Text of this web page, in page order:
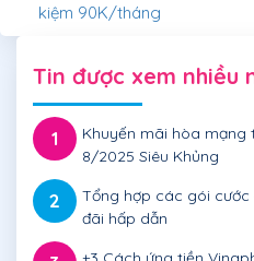
kiệm 90K/tháng
Tin được xem nhiều
1
Khuyến mãi hòa
8/2025 Siêu Khủng
2
Tổng hợp các gói cước
đãi hấp dẫn